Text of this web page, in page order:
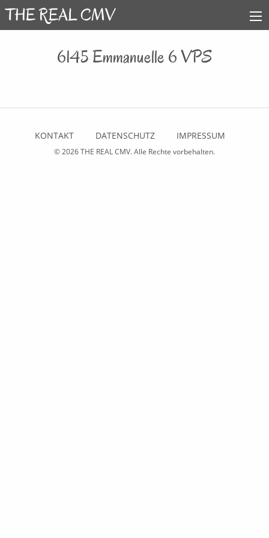
6145 Emmanuelle 6 VPS
KONTAKT DATENSCHUTZ IMPRESSUM
© 2026THE REAL CMV. Alle Rechte vorbehalten.